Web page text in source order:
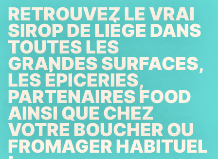
RETROUVEZ LE VRAI
SIROP DE LIÈGE DANS
TOUTES LES
GRANDES SURFACES,
LES ÉPICERIES,
PARTENAIRES FOOD
AINSI QUE CHEZ
VOTRE BOUCHER OU
FROMAGER HABITUEL